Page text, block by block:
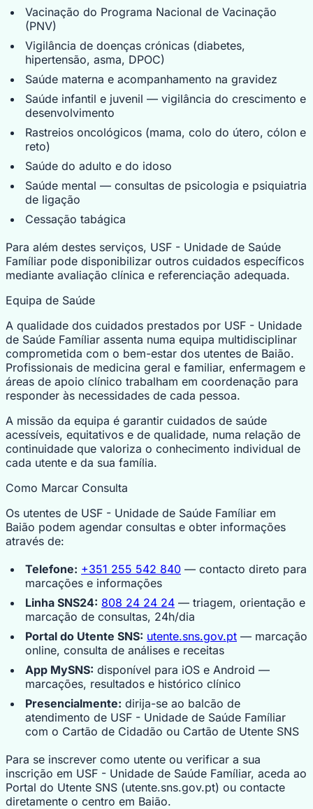
Vacinação do Programa Nacional de Vacinação
(PNV)
Vigilância de doenças crónicas (diabetes,
hipertensão, asma, DPOC)
Saúde materna e acompanhamento na gravidez
Saúde infantil e juvenil — vigilância do crescimento e
desenvolvimento
Rastreios oncológicos (mama, colo do útero, cólon e
reto)
Saúde do adulto e do idoso
Saúde mental — consultas de psicologia e psiquiatria
de ligação
Cessação tabágica
Para além destes serviços, USF - Unidade de Saúde
Famíliar pode disponibilizar outros cuidados específicos
mediante avaliação clínica e referenciação adequada.
Equipa de Saúde
A qualidade dos cuidados prestados por USF - Unidade
de Saúde Famíliar assenta numa equipa multidisciplinar
comprometida com o bem-estar dos utentes de Baião.
Profissionais de medicina geral e familiar, enfermagem e
áreas de apoio clínico trabalham em coordenação para
responder às necessidades de cada pessoa.
A missão da equipa é garantir cuidados de saúde
acessíveis, equitativos e de qualidade, numa relação de
continuidade que valoriza o conhecimento individual de
cada utente e da sua família.
Como Marcar Consulta
Os utentes de USF - Unidade de Saúde Famíliar em
Baião podem agendar consultas e obter informações
através de:
Telefone: +351 255 542 840 — contacto direto para
marcações e informações
Linha SNS24: 808 24 24 24 — triagem, orientação e
marcação de consultas, 24h/dia
Portal do Utente SNS: utente.sns.gov.pt — marcação
online, consulta de análises e receitas
App MySNS: disponível para iOS e Android —
marcações, resultados e histórico clínico
Presencialmente: dirija-se ao balcão de
atendimento de USF - Unidade de Saúde Famíliar
com o Cartão de Cidadão ou Cartão de Utente SNS
Para se inscrever como utente ou verificar a sua
inscrição em USF - Unidade de Saúde Famíliar, aceda ao
Portal do Utente SNS (utente.sns.gov.pt) ou contacte
diretamente o centro em Baião.